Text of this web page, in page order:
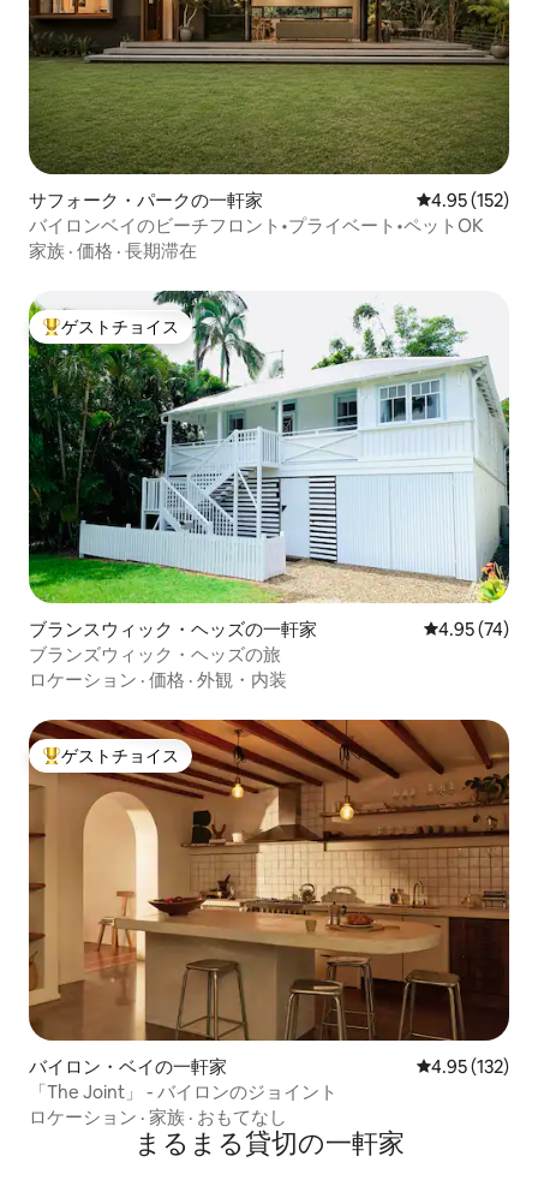
サフォーク・パークの一軒家 レビュー152
4.95 (152)
バイロンベイのビーチフロント•プライベート•ペットOK
家族 · 価格 · 長期滞在
大好評のゲストチョイスです。
ゲストチョイス
ブランスウィック・ヘッズの一軒家 レビュー74
4.95 (74)
ブランズウィック・ヘッズの旅
ロケーション · 価格 · 外観・内装
大好評のゲストチョイスです。
ゲストチョイス
バイロン・ベイの一軒家 レビュー132
4.95 (132)
「The Joint」 - バイロンのジョイント
ロケーション · 家族 · おもてなし
まるまる貸切の一軒家